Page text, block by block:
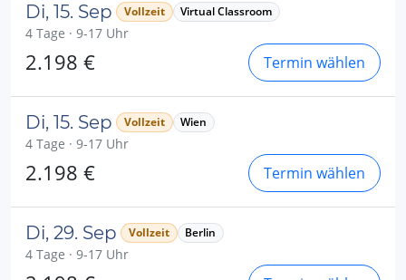
Di, 15. Sep Vollzeit Virtual Classroom
4 Tage · 9-17 Uhr
2.198 € Termin wählen
Di, 15. Sep Vollzeit Wien
4 Tage · 9-17 Uhr
2.198 € Termin wählen
Di, 29. Sep Vollzeit Berlin
4 Tage · 9-17 Uhr